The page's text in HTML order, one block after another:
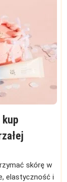
skórę w
elastyczność i